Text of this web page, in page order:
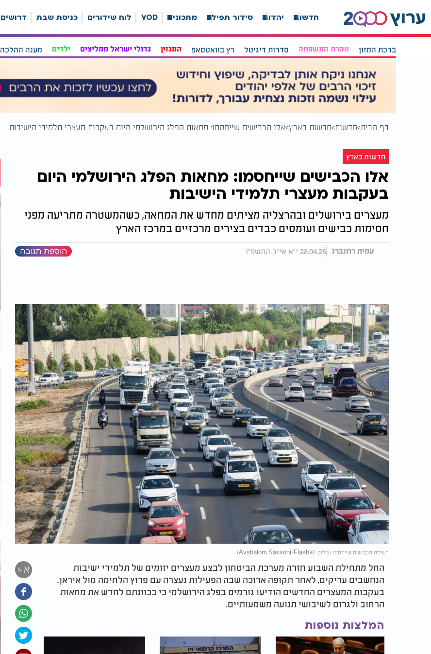
חדשות יהדות סידור תפילה מתכונים VOD לוח שידורים כניסת שבת דרושים
ברכת המזון טהרת המשפחה סדרות דיגיטל רץ בוואטסאפ המגזין גדולי ישראל ממליצים ילדים מענה ההלכה
דף הבית חדשות חדשות בארץ אלו הכבישים שייחסמו: מחאות הפלג הירושלמי היום בעקבות מעצרי תלמידי הישיבות
חדשות בארץ
אלו הכבישים שייחסמו: מחאות הפלג הירושלמי היום
בעקבות מעצרי תלמידי הישיבות
מעצרים בירושלים ובהרצליה מציתים מחדש את המחאה, כשהמשטרה מתריעה מפני
חסימות כבישים ועומסים כבדים בצירים מרכזיים במרכז הארץ
עמית רוזנברג 28.04.26 י"א אייר התשפ"ו הוספת תגובה
רשימת הכבישים שייחסמו (צילום: Avshalom Sassoni/Flash90)
א א
החל מתחילת השבוע חזרה מערכת הביטחון לבצע מעצרים יזומים של תלמידי ישיבות
הנחשבים עריקים, לאחר תקופה ארוכה שבה הפעילות נעצרה עם פרוץ הלחימה מול איראן.
בעקבות המעצרים החדשים הודיעו גורמים בפלג הירושלמי כי בכוונתם לחדש את מחאות
הרחוב ולגרום לשיבושי תנועה משמעותיים.
המלצות נוספות